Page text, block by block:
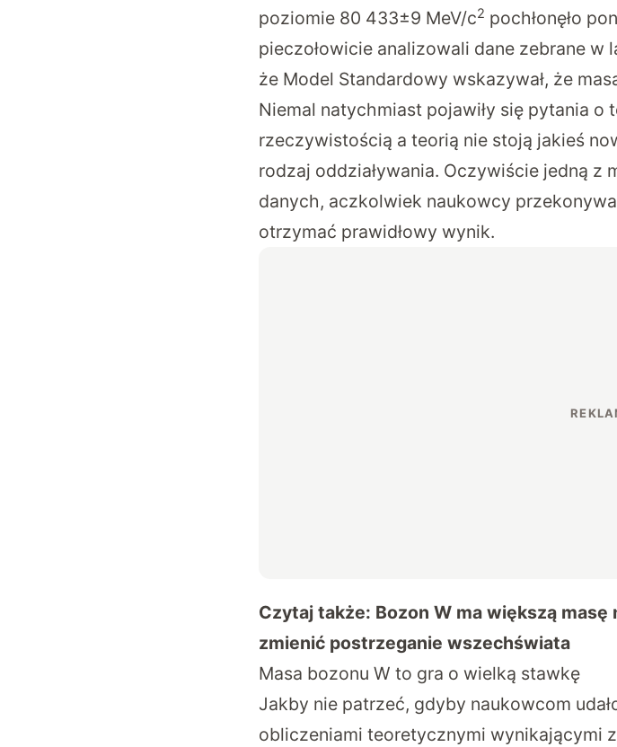
poziomie 80 433±9 MeV/c2 pochłonęło
pieczołowicie analizowali dane zebrane w
że Model Standardowy wskazywał, że
Niemal natychmiast pojawiły się pytania
rzeczywistością a teorią nie stoją jakieś
rodzaj oddziaływania. Oczywiście jedną z
danych, aczkolwiek naukowcy
otrzymać prawidłowy wynik.
Czytaj także: Bozon W ma większą masę
zmienić postrzeganie wszechświata
Masa bozonu W to gra o wielką stawkę
Jakby nie patrzeć, gdyby naukowcom
obliczeniami teoretycznymi wynikającymi